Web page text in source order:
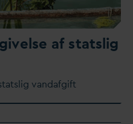
af statslig
vandafgift